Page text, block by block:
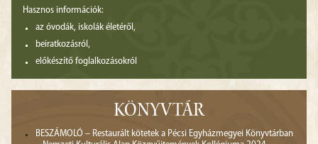
Hasznos információk:
az óvodák, iskolák életéről,
beiratkozásról,
előkészítő foglalkozásokról
KÖNYVTÁR
BESZÁMOLÓ – Restaurált kötetek a Pécsi Egyházmegyei Könyvtárban